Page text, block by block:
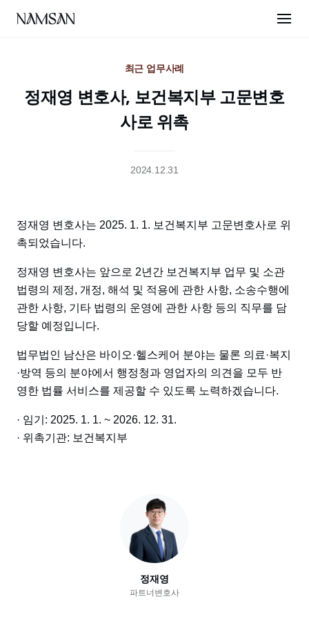
최근 업무사례
정재영 변호사, 보건복지부 고문변호
사로 위촉
2024.12.31
정재영 변호사는 2025. 1. 1. 보건복지부 고문변호사로 위
촉되었습니다.
정재영 변호사는 앞으로 2년간 보건복지부 업무 및 소관
법령의 제정, 개정, 해석 및 적용에 관한 사항, 소송수행에
관한 사항, 기타 법령의 운영에 관한 사항 등의 직무를 담
당할 예정입니다.
법무법인 남산은 바이오·헬스케어 분야는 물론 의료·복지
·방역 등의 분야에서 행정청과 영업자의 의견을 모두 반
영한 법률 서비스를 제공할 수 있도록 노력하겠습니다.
· 임기: 2025. 1. 1. ~ 2026. 12. 31.
· 위촉기관: 보건복지부
정재영
파트너변호사